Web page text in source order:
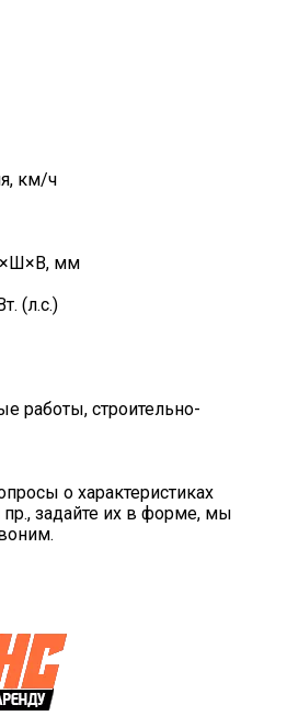
км/ч
мм
(л.с.)
работы, строительно-
о характеристиках
пр., задайте их в форме, мы